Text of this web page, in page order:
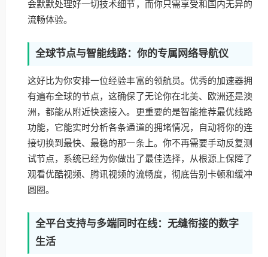
会默默处理好一切技术细节，而你只需享受和国内无异的
流畅体验。
全球节点与智能线路：你的专属网络导航仪
这好比为你安排一位经验丰富的领航员。优秀的加速器拥
有遍布全球的节点，这确保了无论你在北美、欧洲还是澳
洲，都能从附近快速接入。更重要的是智能推荐最优线路
功能，它能实时分析各条通道的拥堵情况，自动将你的连
接切换到最快、最稳的那一条上。你不再需要手动反复测
试节点，系统已经为你做出了最佳选择，从根源上保障了
观看优酷视频、腾讯视频的流畅度，彻底告别卡顿和缓冲
圆圈。
全平台支持与多端同时在线：无缝衔接的数字
生活